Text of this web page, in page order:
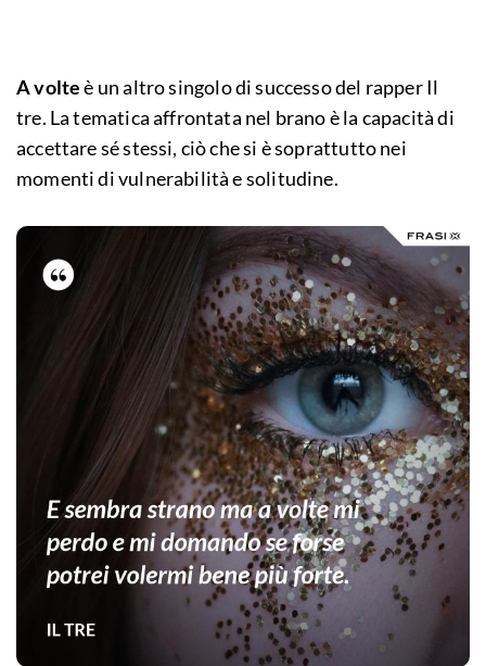
A volteè un altro singolo di successo del rapper Il
tre. La tematica affrontata nel brano è la capacità di
accettare sé stessi, ciò che si è soprattutto nei
momenti di vulnerabilità e solitudine.